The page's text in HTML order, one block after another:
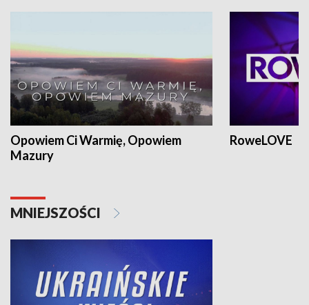
Opowiem Ci Warmię, Opowiem
Mazury
RoweLOVE
MNIEJSZOŚCI